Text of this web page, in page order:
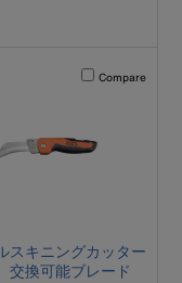
cause content on the page to
Activating this
Compare
44218
スキニングカッター
交換可能ブレード